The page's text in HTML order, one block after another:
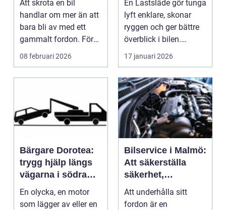
återvinning
Att skrota en bil
handlar om mer än att
bara bli av med ett
gammalt fordon. För
mång...
08 februari 2026
En Lastsläde gör tunga
lyft enklare, skonar
ryggen och ger bättre
överblick i bilen.
Genom att kunna...
17 januari 2026
Bärgare Dorotea:
trygg hjälp längs
vägarna i södra
lappland
En olycka, en motor
som lägger av eller en
Bilservice i Malmö:
Att säkerställa
säkerhet,
prestanda och
hållbarhet
Att underhålla sitt
fordon är en